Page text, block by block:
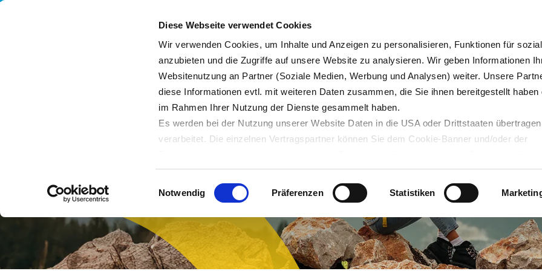
Diese Webseite verwendet Cookies
Wir verwenden Cookies, um Inhalte und Anzeigen zu personalisieren, Funktionen für
anzubieten und die Zugriffe auf unsere Website zu analysieren. Wir geben Informationen
Websitenutzung an Partner (Soziale Medien, Werbung und Analysen) weiter. Unsere
diese Informationen evtl. mit weiteren Daten zusammen, die Sie ihnen bereitgestellt haben
im Rahmen Ihrer Nutzung der Dienste gesammelt haben.
Es werden bei der Nutzung unserer Website Daten in die USA oder Drittstaaten
verarbeitet. Die einzelnen Vertragspartner können Sie dem Cookie-Banner und/oder der
Datenübertragung in Drittstaaten ein. Erst wenn Sie Buttons anklicken, werden Bilder und
von Drittanbietern nachgeladen. Ihre IP-Adresse wird dabei an externe Server übertragen.
Datenschutz dieser Anbieter können Sie sich auf deren Seiten informieren. Wir speichern
Einwilligung. Sie können sie unterdatenschutz@interzero.dejederzeit widerrufen.
erfahren Sie in unserer
Datenschutzerklärung.
Einwilligungsauswahl
Notwendig Präferenzen Statistiken
Unternehmen Nachhaltigkeit Blog Servicedesk